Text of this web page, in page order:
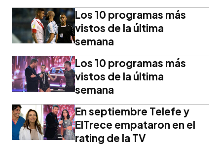
Los 10 programas más
vistos de la última
semana
Los 10 programas más
vistos de la última
semana
En septiembre Telefe y
ElTrece empataron en el
rating de la TV